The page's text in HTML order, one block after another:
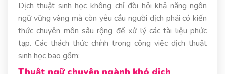
Dịch thuật sinh học không chỉ đòi hỏi khả năng ngôn
ngữ vững vàng mà còn yêu cầu người dịch phải có kiến
thức chuyên môn sâu rộng để xử lý các tài liệu phức
tạp. Các thách thức chính trong công việc dịch thuật
sinh học bao gồm: